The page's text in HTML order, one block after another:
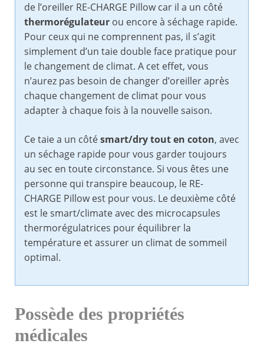
de l’oreiller RE-CHARGE Pillow car il a un côté
thermorégulateur ou encore à séchage rapide.
Pour ceux qui ne comprennent pas, il s’agit
simplement d’un taie double face pratique pour
le changement de climat. A cet effet, vous
n’aurez pas besoin de changer d’oreiller après
chaque changement de climat pour vous
adapter à chaque fois à la nouvelle saison.
Ce taie a un côtésmart/dry tout en coton, avec
un séchage rapide pour vous garder toujours
au sec en toute circonstance. Si vous êtes une
personne qui transpire beaucoup, le RE-
CHARGE Pillow est pour vous. Le deuxième côté
est le smart/climate avec des microcapsules
thermorégulatrices pour équilibrer la
température et assurer un climat de sommeil
optimal.
Possède des propriétés
médicales